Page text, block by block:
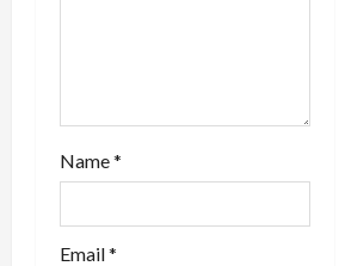
Name*
Email*